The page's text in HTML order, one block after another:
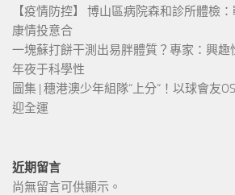
【疫情防控】 博山區病院森和診所體檢
康情投意合
一塊蘇打餅干測出易胖體質？專家：興趣
年夜于科學性
圖集 | 穗港澳少年組隊“上分“！以球會友
迎全運
近期留言
尚無留言可供顯示。